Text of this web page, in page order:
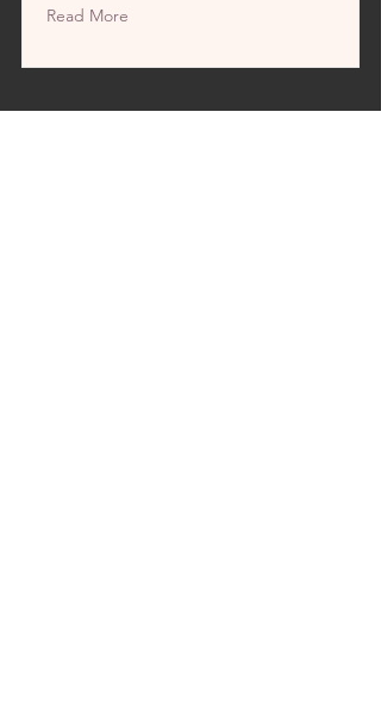
Read More